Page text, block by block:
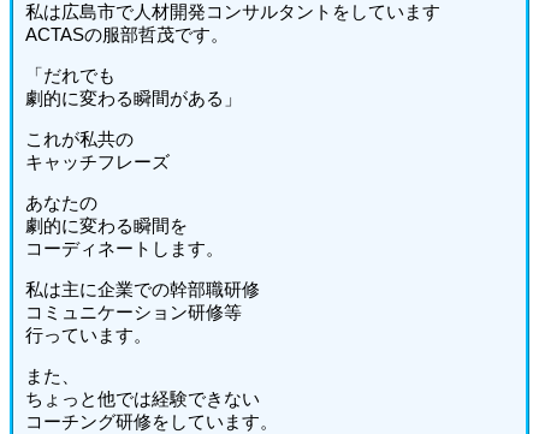
私は広島市で人材開発コンサルタントをしています
ACTASの服部哲茂です。
「だれでも
劇的に変わる瞬間がある」
これが私共の
キャッチフレーズ
あなたの
劇的に変わる瞬間を
コーディネートします。
私は主に企業での幹部職研修
コミュニケーション研修等
行っています。
また、
ちょっと他では経験できない
コーチング研修をしています。